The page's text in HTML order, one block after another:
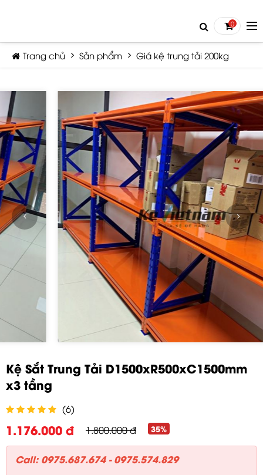
0
TIẾP TỤC MUA HÀNG
Trang chủ Sản phẩm Giá kệ trung tải 200kg
Kệ Sắt Trung Tải D1500xR500xC1500mm
x3 tầng
(6)
1.176.000 đ 1.800.000 đ 35%
Call: 0975.687.674 - 0975.574.829